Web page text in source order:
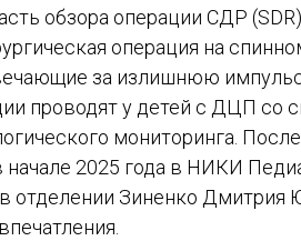
обзора операции СДР
операция на
за излишнюю
проводят у детей с ДЦП
мониторинга.
начале 2025 года в НИКИ
отделении Зиненко Дмитрия